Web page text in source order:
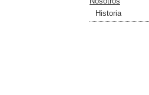
Historia